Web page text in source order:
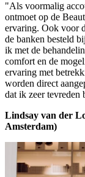
"Als voormalig
ontmoet op de
ervaring. Ook voor
de banken besteld
ik met de
comfort en de
ervaring met
worden direct
dat ik zeer tevreden
Lindsay van der
Amsterdam)